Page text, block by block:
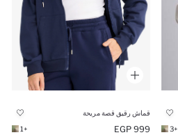
+3
قماش رقيق قصة مريحة
999 EGP
+1